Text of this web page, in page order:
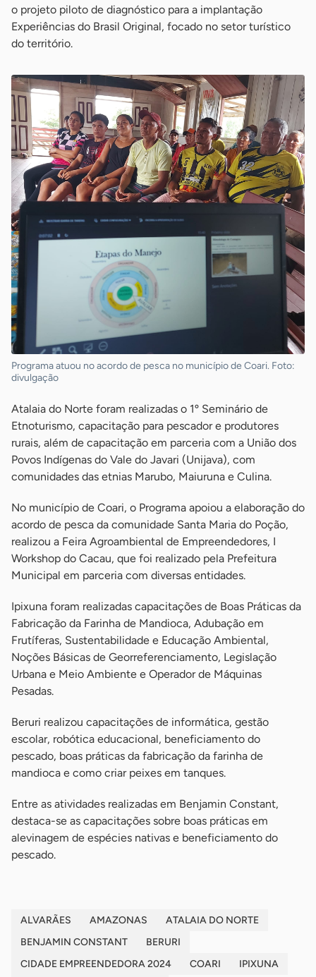
o projeto piloto de diagnóstico para a implantação
Experiências do Brasil Original, focado no setor turístico
do território.
Programa atuou no acordo de pesca no município de Coari. Foto:
divulgação
Atalaia do Norte foram realizadas o 1º Seminário de
Etnoturismo, capacitação para pescador e produtores
rurais, além de capacitação em parceria com a União dos
Povos Indígenas do Vale do Javari (Unijava), com
comunidades das etnias Marubo, Maiuruna e Culina.
No município de Coari, o Programa apoiou a elaboração do
acordo de pesca da comunidade Santa Maria do Poção,
realizou a Feira Agroambiental de Empreendedores, I
Workshop do Cacau, que foi realizado pela Prefeitura
Municipal em parceria com diversas entidades.
Ipixuna foram realizadas capacitações de Boas Práticas da
Fabricação da Farinha de Mandioca, Adubação em
Frutíferas, Sustentabilidade e Educação Ambiental,
Noções Básicas de Georreferenciamento, Legislação
Urbana e Meio Ambiente e Operador de Máquinas
Pesadas.
Beruri realizou capacitações de informática, gestão
escolar, robótica educacional, beneficiamento do
pescado, boas práticas da fabricação da farinha de
mandioca e como criar peixes em tanques.
Entre as atividades realizadas em Benjamin Constant,
destaca-se as capacitações sobre boas práticas em
alevinagem de espécies nativas e beneficiamento do
pescado.
ALVARÃES AMAZONAS
ATALAIA DO NORTE
BENJAMIN CONSTANT
BERURI
CIDADE EMPREENDEDORA 2024
COARI IPIXUNA